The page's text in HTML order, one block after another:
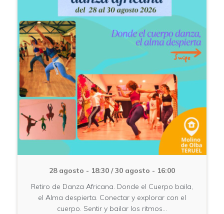
28 agosto - 18:30 /30 agosto - 16:00
Retiro de Danza Africana. Donde el Cuerpo baila,
el Alma despierta. Conectar y explorar con el
cuerpo. Sentir y bailar los ritmos…